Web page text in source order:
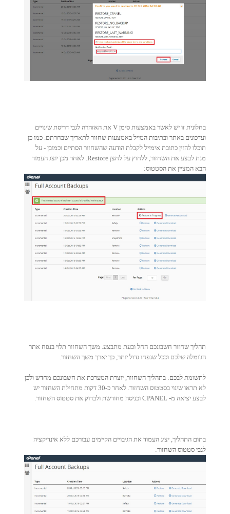
בחלונית זו יש לאשר באמצעות סימן V את האזהרה לגבי דריסת שינויים
ועדכונים באתר ובתיבות המייל באמצעות שחזור לתאריך שבחרתם. כמו כן
תוכלו להזין כתובת אימייל לקבלת הודעה שהשחזור הסתיים וכמובן - על
מנת לבצע את השחזור, ללחוץ על לחצן Restore. לאחר מכן יוצג העמוד
הבא המציין את הסטטוס:
תהליך שחזור חשבונכם החל וכעת מתבצע. משך השחזור תלוי בנפח אתר
הג'ומלה שלכם וככל שנפחו גדול יותר, כך יארך משך השחזור.
לתשומת לבכם: בתהליך השחזור, יוצרת המערכת את חשבונכם מחדש ולכן
לא תראו שינוי בסטטוס השחזור. לאחר כ-30 דקות מתחילת השחזור יש
לבצע יציאה מ- CPANEL וכניסה מחודשת ולבדוק את סטטוס השחזור.
בתום התהליך, יציג העמוד את הגיבויים הקיימים עבורכם ללא אינדיקציה
לגבי סטטוס השחזור: